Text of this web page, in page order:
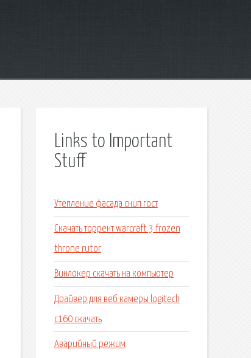
Links to Important
Stuff
Утепление фасада снип гост
Скачать торрент warcraft 3 frozen
throne rutor
Винлокер скачать на компьютер
Драйвер для веб камеры logitech
c160 скачать
Аварийный режим